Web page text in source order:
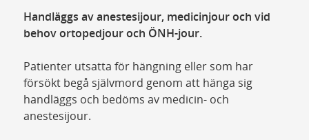
Handläggs av anestesijour, medicinjour och vid
behov ortopedjour och ÖNH-jour.
Patienter utsatta för hängning eller som har
försökt begå självmord genom att hänga sig
handläggs och bedöms av medicin- och
anestesijour.